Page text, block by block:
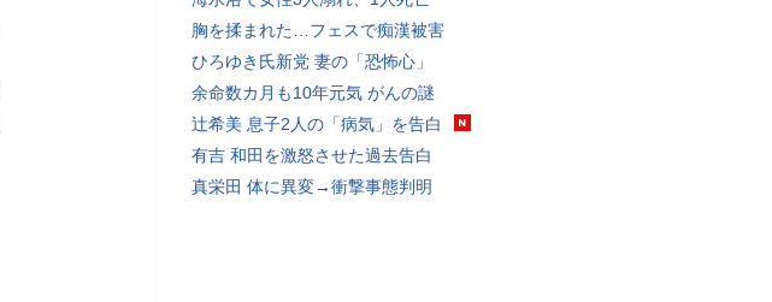
胸を揉まれた…フェスで痴漢被害
ひろゆき氏新党 妻の「恐怖心」
余命数カ月も10年元気 がんの謎
辻希美 息子2人の「病気」を告白
有吉 和田を激怒させた過去告白
真栄田 体に異変→衝撃事態判明